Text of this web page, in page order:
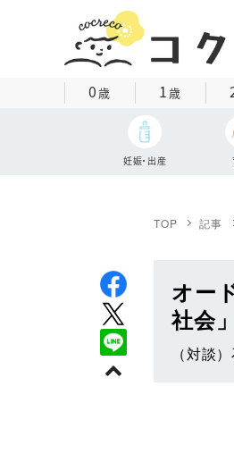
0歳 1歳
妊娠・出産
TOP 記事
オー
社会
（対談